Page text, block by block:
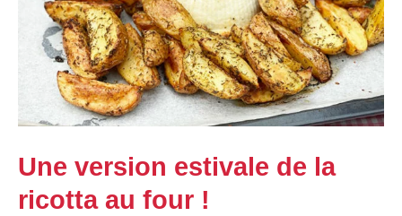
Une version estivale de la
ricotta au four !